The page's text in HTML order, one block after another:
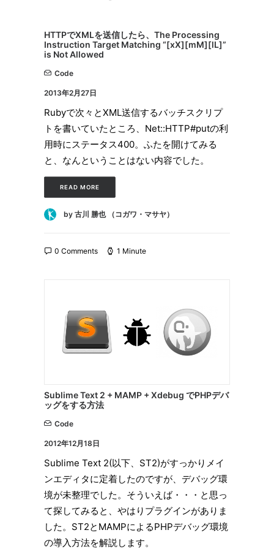
HTTPでXMLを送信したら、The Processing
Instruction Target Matching “[xX][mM][lL]”
is Not Allowed
Code
2013年2月27日
Rubyで次々とXML送信するバッチスクリプ
トを書いていたところ、Net::HTTP#putの利
用時にステータス400。ふたを開けてみる
と、なんということはない内容でした。
READ MORE
by 古川 勝也 （コガワ・マサヤ）
0 Comments 1 Minute
Sublime Text 2 + MAMP + Xdebug でPHPデバ
ッグをする方法
Code
2012年12月18日
Sublime Text 2(以下、ST2)がすっかりメイ
ンエディタに定着したのですが、デバッグ環
境が未整理でした。そういえば・・・と思っ
て探してみると、やはりプラグインがありま
した。ST2とMAMPによるPHPデバッグ環境
の導入方法を解説します。